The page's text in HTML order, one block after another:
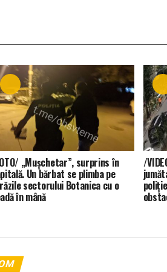
„Mușchetar”, surprins în
Un bărbat se plimba pe
sectorului Botanica cu o
în mână
/